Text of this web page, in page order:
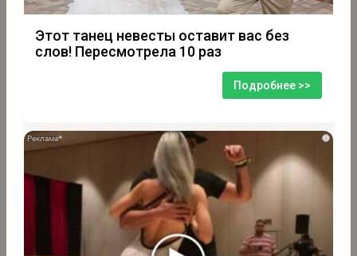
Этот танец невесты оставит вас без
слов! Пересмотрела 10 раз
Подробнее >>
i